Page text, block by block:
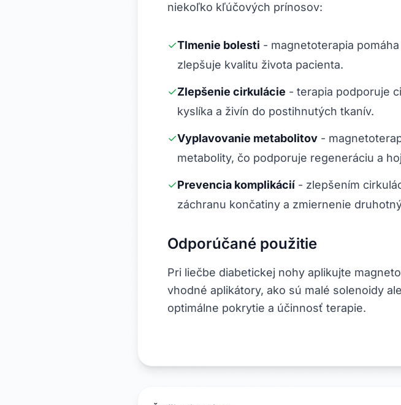
niekoľko kľúčových prínosov:
✓Tlmenie bolesti - magnetoterapia
zlepšuje kvalitu života pacienta.
✓Zlepšenie cirkulácie - terapia podporuje
kyslíka a živín do postihnutých tkanív.
✓Vyplavovanie metabolitov -
metabolity, čo podporuje regeneráciu a
✓Prevencia komplikácií - zlepšením
záchranu končatiny a zmiernenie
Odporúčané použitie
Pri liečbe diabetickej nohy aplikujte
vhodné aplikátory, ako sú malé solenoidy
optimálne pokrytie a účinnosť terapie.